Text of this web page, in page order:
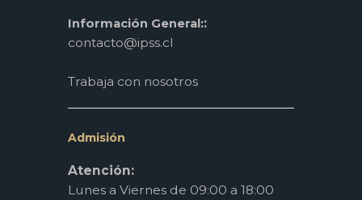
Información General::
contacto@ipss.cl
Trabaja con nosotros
Admisión
Atención:
Lunes a Viernes de 09:00 a 18:00